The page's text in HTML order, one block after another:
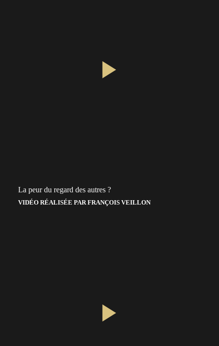
La peur du regard des autres ?
VIDÉO RÉALISÉE PAR FRANÇOIS VEILLON